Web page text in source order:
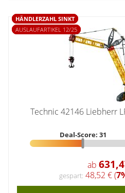
HÄNDLERZAHL SINKT
AUSLAUFARTIKEL 12/25
Technic 42146 Liebherr
Deal-Score: 31
ab
gespart: 48,52 € (